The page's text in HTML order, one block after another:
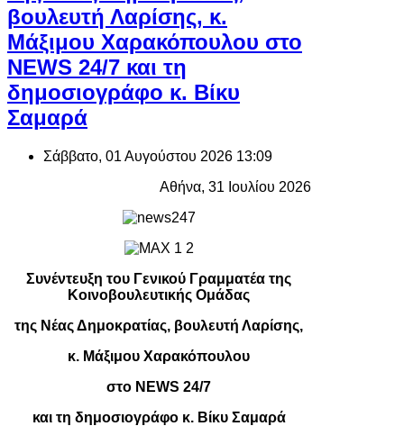
βουλευτή Λαρίσης, κ.
Μάξιμου Χαρακόπουλου στο
NEWS 24/7 και τη
δημοσιογράφο κ. Βίκυ
Σαμαρά
Σάββατο, 01 Αυγούστου 2026 13:09
Αθήνα, 31 Ιουλίου 2026
Συνέντευξη του Γενικού Γραμματέα της
Κοινοβουλευτικής Ομάδας
της Νέας Δημοκρατίας, βουλευτή Λαρίσης,
κ. Μάξιμου Χαρακόπουλου
στο NEWS 24/7
και τη δημοσιογράφο κ. Βίκυ Σαμαρά